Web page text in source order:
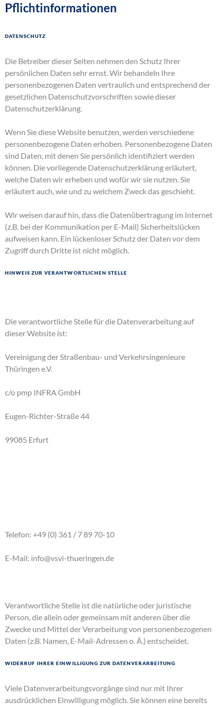
Pflichtinformationen
Datenschutz
Die Betreiber dieser Seiten nehmen den Schutz Ihrer
persönlichen Daten sehr ernst. Wir behandeln Ihre
personenbezogenen Daten vertraulich und entsprechend der
gesetzlichen Datenschutzvorschriften sowie dieser
Datenschutzerklärung.
Wenn Sie diese Website benutzen, werden verschiedene
personenbezogene Daten erhoben. Personenbezogene Daten
sind Daten, mit denen Sie persönlich identifiziert werden
können. Die vorliegende Datenschutzerklärung erläutert,
welche Daten wir erheben und wofür wir sie nutzen. Sie
erläutert auch, wie und zu welchem Zweck das geschieht.
Wir weisen darauf hin, dass die Datenübertragung im Internet
(z.B. bei der Kommunikation per E-Mail) Sicherheitslücken
aufweisen kann. Ein lückenloser Schutz der Daten vor dem
Zugriff durch Dritte ist nicht möglich.
Hinweis zur verantwortlichen Stelle
Die verantwortliche Stelle für die Datenverarbeitung auf
dieser Website ist:
Vereinigung der Straßenbau- und Verkehrsingenieure
Thüringen e.V.
c/o pmp INFRA GmbH
Eugen-Richter-Straße 44
99085 Erfurt
Telefon: +49 (0) 361 / 7 89 70-10
E-Mail: info@vsvi-thueringen.de
Verantwortliche Stelle ist die natürliche oder juristische
Person, die allein oder gemeinsam mit anderen über die
Zwecke und Mittel der Verarbeitung von personenbezogenen
Daten (z.B. Namen, E-Mail-Adressen o. Ä.) entscheidet.
Widerruf Ihrer Einwilligung zur Datenverarbeitung
Viele Datenverarbeitungsvorgänge sind nur mit Ihrer
ausdrücklichen Einwilligung möglich. Sie können eine bereits